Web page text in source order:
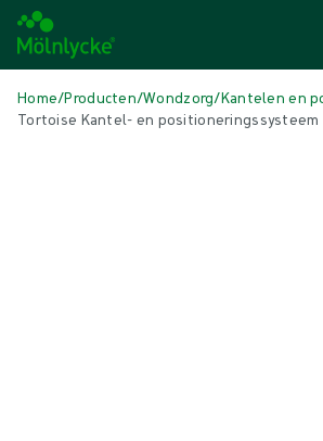
Home/Producten/Wondzorg/Kantelen en
Tortoise Kantel- en positioneringssysteem